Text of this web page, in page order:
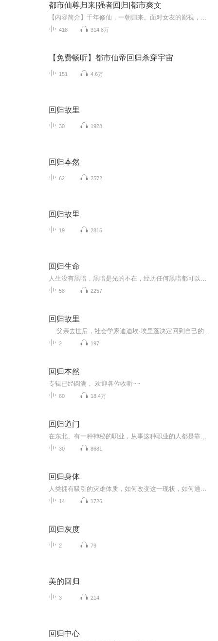
都市仙尊归来|强者回归|都市爽文
418 314.8万
【免费畅听】都市仙帝回归杀穿宇宙
151 4.6万
回归故里
30 1928
回归本然
62 2572
回归故里
19 2815
回归生命
58 2257
回归故里
2 197
回归本然
专辑已经圆满， 欢迎各位收听~~
60 18.4万
回归道门
30 8681
回归身体
14 1726
回归灰度
2 79
美的回归
3 214
回归中心